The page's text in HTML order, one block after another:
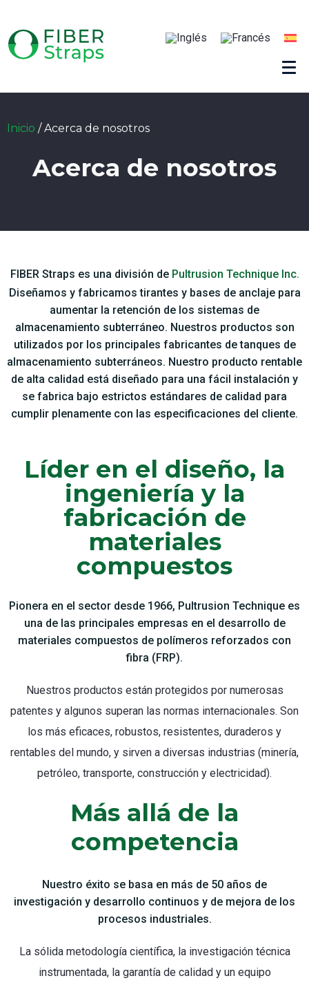
Inicio / Acerca de nosotros
Acerca de nosotros
FIBER Straps es una división de Pultrusion Technique Inc.
Diseñamos y fabricamos tirantes y bases de anclaje para
aumentar la retención de los sistemas de
almacenamiento subterráneo. Nuestros productos son
utilizados por los principales fabricantes de tanques de
almacenamiento subterráneos. Nuestro producto rentable
de alta calidad está diseñado para una fácil instalación y
se fabrica bajo estrictos estándares de calidad para
cumplir plenamente con las especificaciones del cliente.
Líder en el diseño, la
ingeniería y la
fabricación de
materiales
compuestos
Pionera en el sector desde 1966, Pultrusion Technique es
una de las principales empresas en el desarrollo de
materiales compuestos de polímeros reforzados con
fibra (FRP).
Nuestros productos están protegidos por numerosas
patentes y algunos superan las normas internacionales. Son
los más eficaces, robustos, resistentes, duraderos y
rentables del mundo, y sirven a diversas industrias (minería,
petróleo, transporte, construcción y electricidad).
Más allá de la
competencia
Nuestro éxito se basa en más de 50 años de
investigación y desarrollo continuos y de mejora de los
procesos industriales.
La sólida metodología científica, la investigación técnica
instrumentada, la garantía de calidad y un equipo